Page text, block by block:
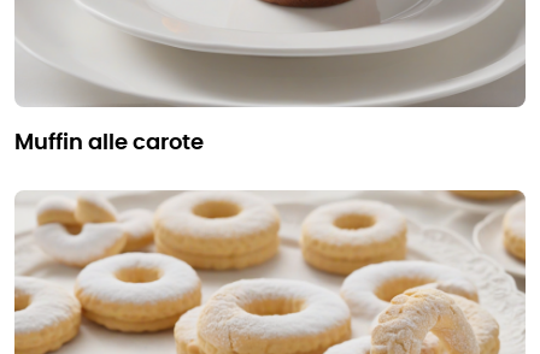
muffin alle carote